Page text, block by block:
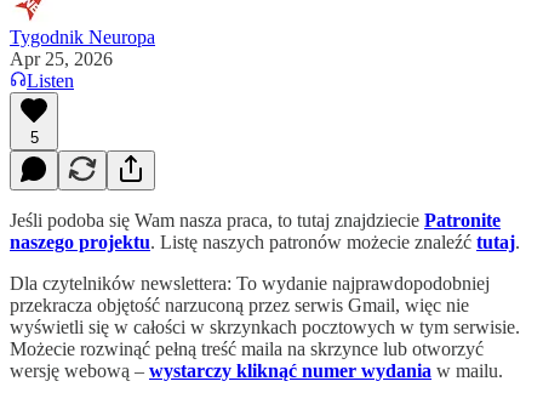
Tygodnik Neuropa
Apr 25, 2026
Listen
5
Jeśli podoba się Wam nasza praca, to tutaj znajdziecie Patronite
naszego projektu. Listę naszych patronów możecie znaleźć tutaj.
Dla czytelników newslettera: To wydanie najprawdopodobniej
przekracza objętość narzuconą przez serwis Gmail, więc nie
wyświetli się w całości w skrzynkach pocztowych w tym serwisie.
Możecie rozwinąć pełną treść maila na skrzynce lub otworzyć
wersję webową – wystarczy kliknąć numer wydania w mailu.